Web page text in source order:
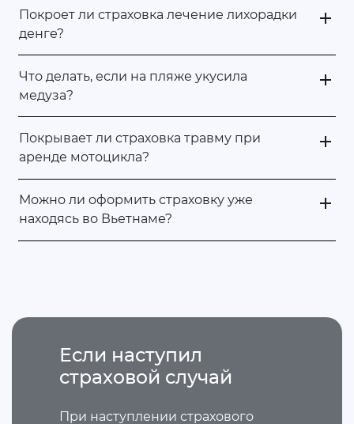
Покроет ли страховка лечение лихорадки
денге?
Что делать, если на пляже укусила
медуза?
Покрывает ли страховка травму при
аренде мотоцикла?
Можно ли оформить страховку уже
находясь во Вьетнаме?
Если наступил
страховой случай
При наступлении страхового